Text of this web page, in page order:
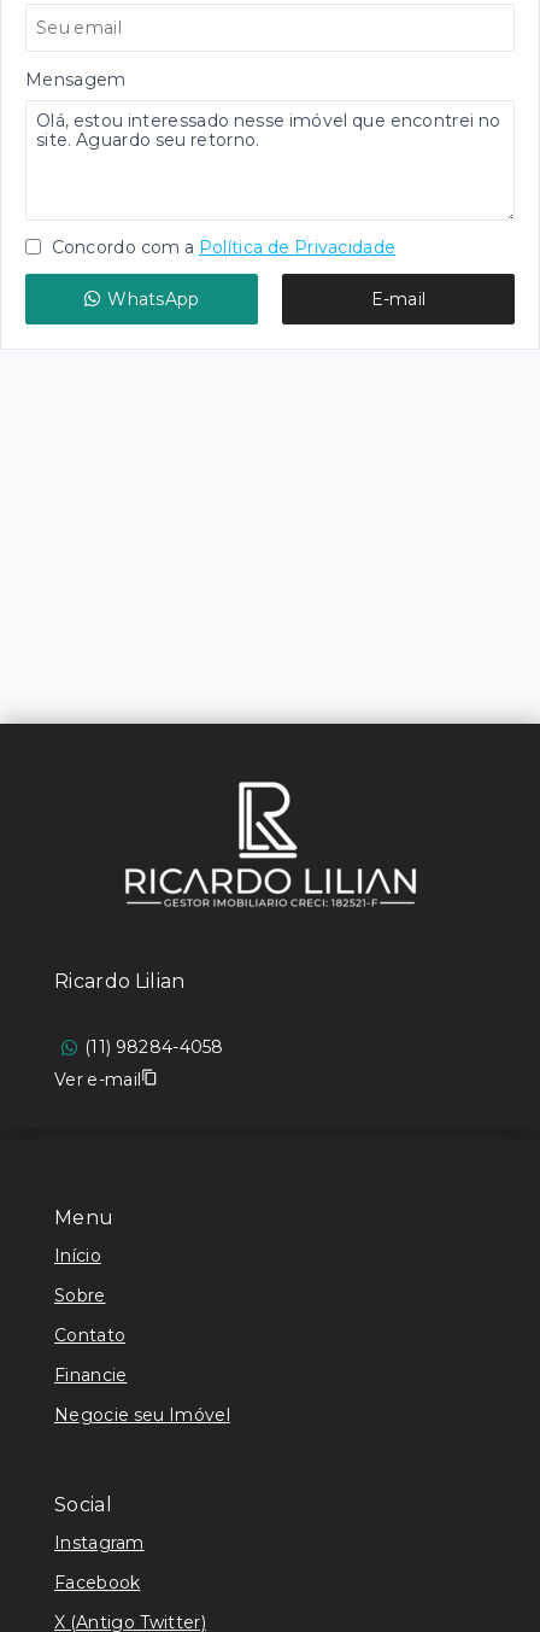
Mensagem
Concordo com a Política de Privacidade
WhatsApp E-mail
Menu
Início
Sobre
Contato
Financie
Negocie seu Imóvel
Social
Instagram
Facebook
X (Antigo Twitter)
Ricardo Lilian
(11) 98284-4058
Ver e-mail